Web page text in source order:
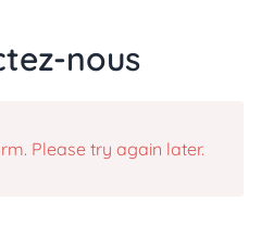
nous
Please try again later.